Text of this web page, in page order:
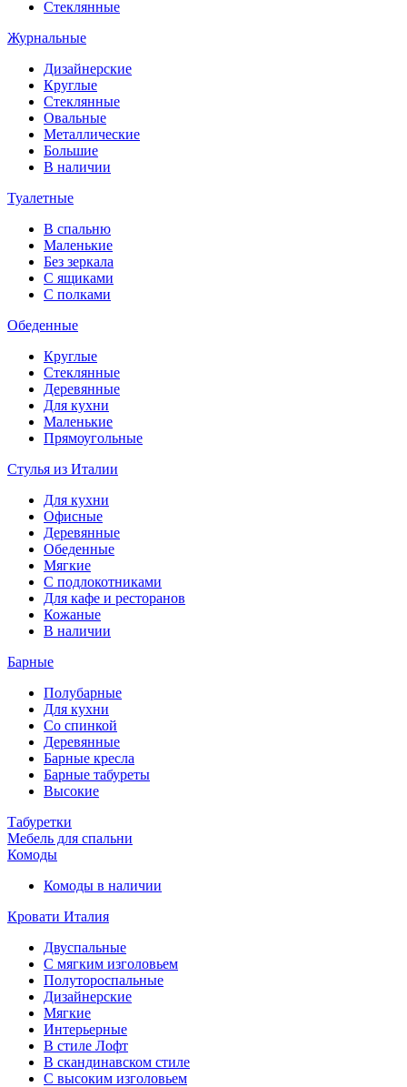
Стеклянные
Журнальные
Дизайнерские
Круглые
Стеклянные
Овальные
Металлические
Большие
В наличии
Туалетные
В спальню
Маленькие
Без зеркала
С ящиками
С полками
Обеденные
Круглые
Стеклянные
Деревянные
Для кухни
Маленькие
Прямоугольные
Стулья из Италии
Для кухни
Офисные
Деревянные
Обеденные
Мягкие
С подлокотниками
Для кафе и ресторанов
Кожаные
В наличии
Барные
Полубарные
Для кухни
Со спинкой
Деревянные
Барные кресла
Барные табуреты
Высокие
Табуретки
Мебель для спальни
Комоды
Комоды в наличии
Кровати Италия
Двуспальные
С мягким изголовьем
Полутороспальные
Дизайнерские
Мягкие
Интерьерные
В стиле Лофт
В скандинавском стиле
С высоким изголовьем